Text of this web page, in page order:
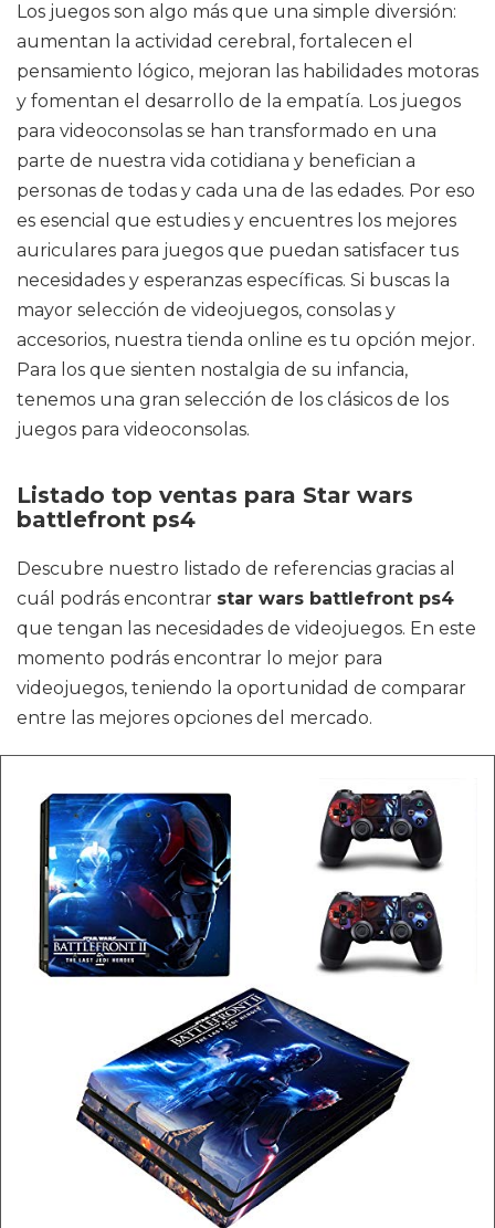
Los juegos son algo más que una simple diversión:
aumentan la actividad cerebral, fortalecen el
pensamiento lógico, mejoran las habilidades motoras
y fomentan el desarrollo de la empatía. Los juegos
para videoconsolas se han transformado en una
parte de nuestra vida cotidiana y benefician a
personas de todas y cada una de las edades. Por eso
es esencial que estudies y encuentres los mejores
auriculares para juegos que puedan satisfacer tus
necesidades y esperanzas específicas. Si buscas la
mayor selección de videojuegos, consolas y
accesorios, nuestra tienda online es tu opción mejor.
Para los que sienten nostalgia de su infancia,
tenemos una gran selección de los clásicos de los
juegos para videoconsolas.
Listado top ventas para Star wars
battlefront ps4
Descubre nuestro listado de referencias gracias al
cuál podrás encontrar star wars battlefront ps4
que tengan las necesidades de videojuegos. En este
momento podrás encontrar lo mejor para
videojuegos, teniendo la oportunidad de comparar
entre las mejores opciones del mercado.